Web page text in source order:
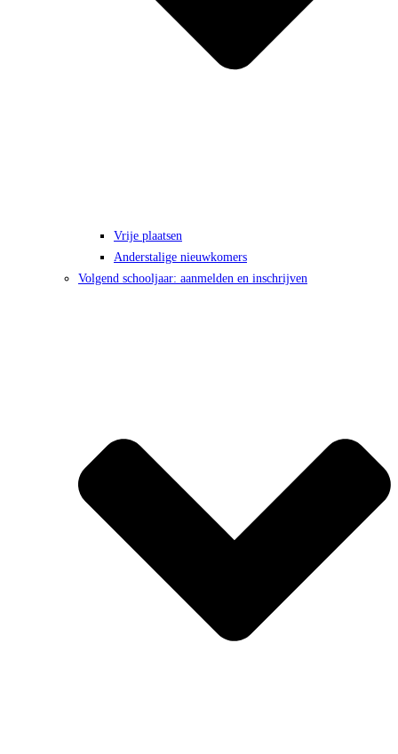
Vrije plaatsen
Anderstalige nieuwkomers
Volgend schooljaar: aanmelden en inschrijven